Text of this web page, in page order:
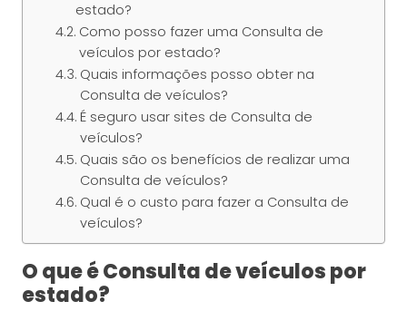
estado?
Como posso fazer uma Consulta de
veículos por estado?
Quais informações posso obter na
Consulta de veículos?
É seguro usar sites de Consulta de
veículos?
Quais são os benefícios de realizar uma
Consulta de veículos?
Qual é o custo para fazer a Consulta de
veículos?
O que é Consulta de veículos por
estado?